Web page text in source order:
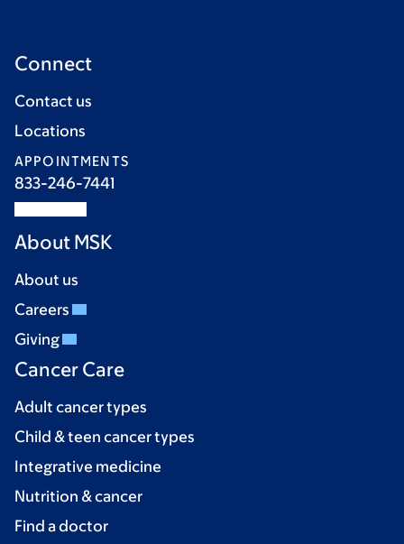
Connect
Contact us
Locations
APPOINTMENTS
833-246-7441
About MSK
About us
Careers
Giving
Cancer Care
Adult cancer types
Child & teen cancer types
Integrative medicine
Nutrition & cancer
Find a doctor